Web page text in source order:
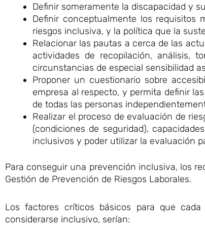
Definir someramente la discapacidad y
Definir conceptualmente los
riesgos inclusiva, y la política que la
Relacionar las pautas a cerca de las
actividades de recopilación, análisis,
circunstancias de especial sensibilidad
Proponer un cuestionario sobre
empresa al respecto, y permita definir
de todas las personas
Realizar el proceso de evaluación de
(condiciones de seguridad),
inclusivos y poder utilizar la evaluación
Para conseguir una prevención inclusiva, los
Gestión de Prevención de Riesgos Laborales.
Los factores críticos básicos para que
considerarse inclusivo, serían: